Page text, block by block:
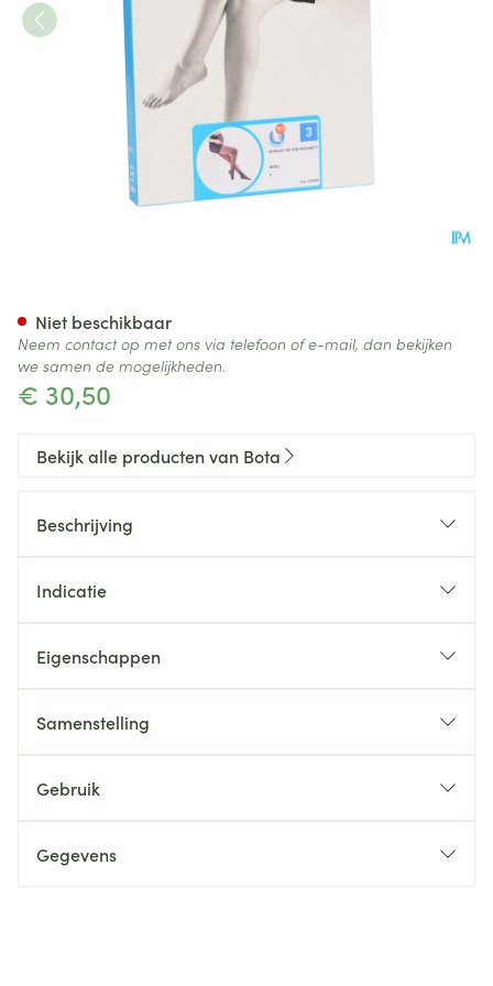
€ 30,50
Niet beschikbaar
Neem contact op met ons via telefoon of e-mail, dan bekijken
we samen de mogelijkheden.
Bekijk alle producten van Bota
Beschrijving
Indicatie
Eigenschappen
Samenstelling
Gebruik
Gegevens